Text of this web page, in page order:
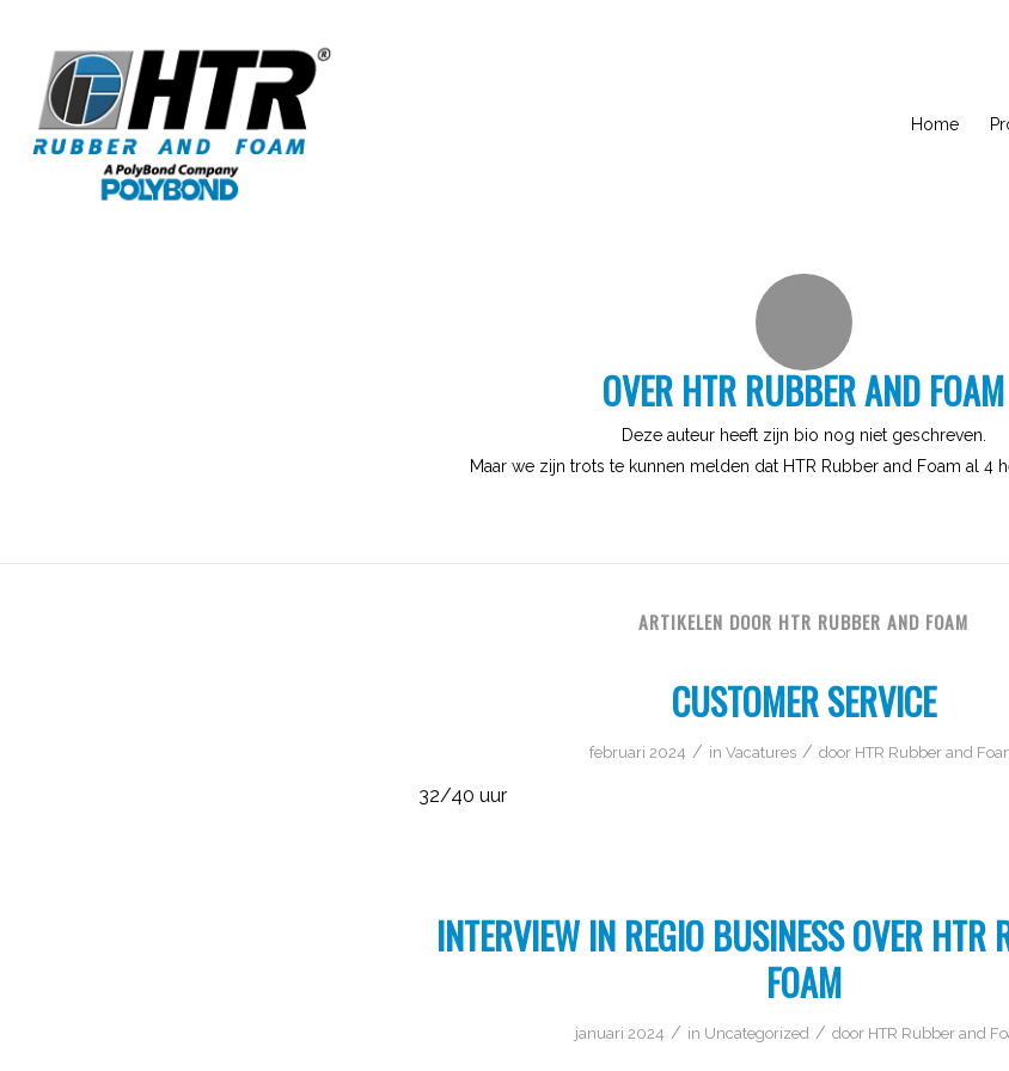
Home
OVER HTR RUBBER AND FOAM
Deze auteur heeft zijn bio nog niet geschreven.
Maar we zijn trots te kunnen melden dat HTR Rubber and Foam al 4
ARTIKELEN DOOR HTR RUBBER AND FOAM
CUSTOMER SERVICE
februari 2024 / in Vacatures / door HTR Rubber and
32/40 uur
INTERVIEW IN REGIO BUSINESS OVER HTR
FOAM
januari 2024 / in Uncategorized / door HTR Rubber and